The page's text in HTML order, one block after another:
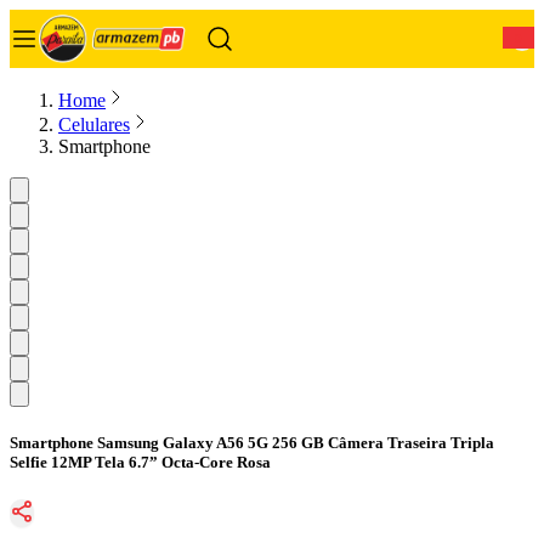
Home
Celulares
Smartphone
Smartphone Samsung Galaxy A56 5G 256 GB Câmera Traseira Tripla
Selfie 12MP Tela 6.7” Octa-Core Rosa